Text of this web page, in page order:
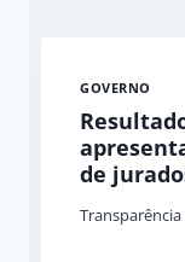
GOVERNO
de
Transparência